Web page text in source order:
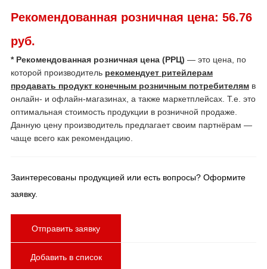
Рекомендованная розничная цена: 56.76
руб.
* Рекомендованная розничная цена (РРЦ) — это цена, по
которой производитель рекомендует ритейлерам
продавать продукт конечным розничным потребителям в
онлайн- и офлайн-магазинах, а также маркетплейсах. Т.е. это
оптимальная стоимость продукции в розничной продаже.
Данную цену производитель предлагает своим партнёрам —
чаще всего как рекомендацию.
Заинтересованы продукцией или есть вопросы? Оформите
заявку.
Отправить заявку
Добавить в список